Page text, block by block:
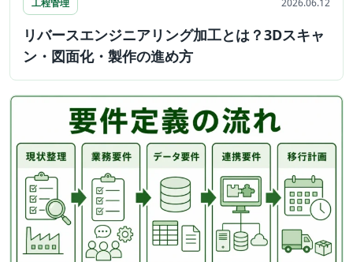
工程管理 2026.06.12
リバースエンジニアリング加工とは？3Dスキャ
ン・図面化・製作の進め方